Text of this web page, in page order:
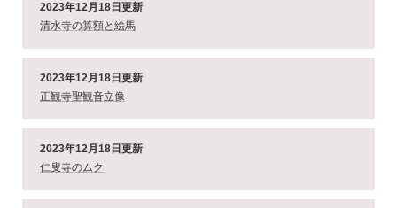
2023年12月18日更新
清水寺の算額と絵馬
2023年12月18日更新
正観寺聖観音立像
2023年12月18日更新
仁叟寺のムク